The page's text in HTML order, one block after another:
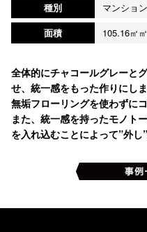
種別
マンショ
面積
105.16㎡㎡
全体的にチャコールグレーと
せ、統一感をもった作りにし
無垢フローリングを使わずに
また、統一感を持ったモノト
を入れ込むことによって”外し